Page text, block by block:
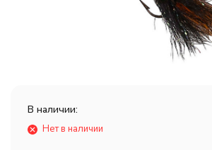
В наличии:
Нет в наличии